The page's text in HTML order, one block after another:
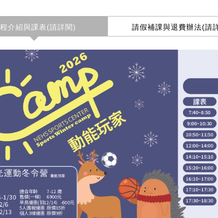
介紹與課表(請詳閱) 請假補課與退費辦法(請